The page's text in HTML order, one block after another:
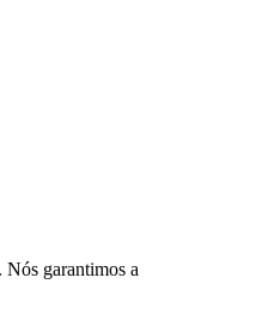
Nós garantimos a